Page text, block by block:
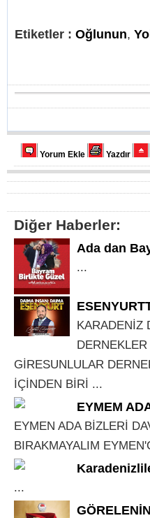
Etiketler : Oğlunun,
Yorum Ekle Yazdır
Diğer Haberler:
Ada dan
...
KARADENİZ
GİRESUNLULAR
İÇİNDEN BİRİ ...
EYMEM
EYMEN ADA BİZLERİ
BIRAKMAYALIM
...